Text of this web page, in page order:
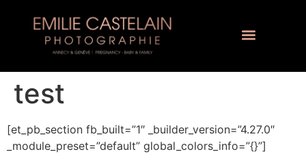
test
[et_pb_section fb_built=”1″ _builder_version=”4.27.0″
_module_preset=”default” global_colors_info=”{}”]